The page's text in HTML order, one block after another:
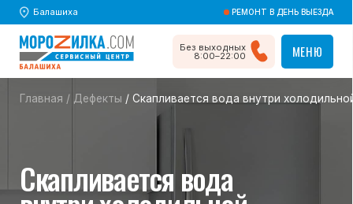
МЕНЮ
Скапливается вода
внутри холодильной
камеры
Главная / Дефекты/ Скапливается вода внутри холодильной камеры
8:00–22:00
Балашиха РЕМОНТ В ДЕНЬ ВЫЕЗДА
МЕНЮ